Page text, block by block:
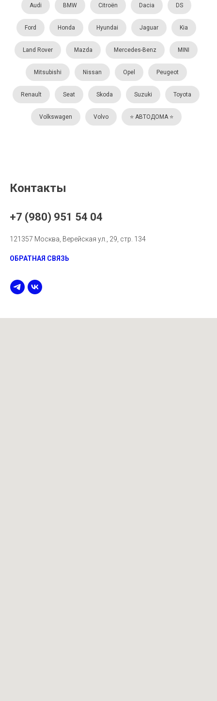
Audi BMW Citroën Dacia DS
Ford Honda Hyundai Jaguar Kia
Land Rover Mazda Mercedes-Benz MINI
Mitsubishi Nissan Opel Peugeot
Renault Seat Skoda Suzuki Toyota
Volkswagen Volvo ⭐️ АВТОДОМА ⭐️
Контакты
+7 (980) 951 54 04
121357 Москва, Верейская ул., 29, стр. 134
ОБРАТНАЯ СВЯЗЬ